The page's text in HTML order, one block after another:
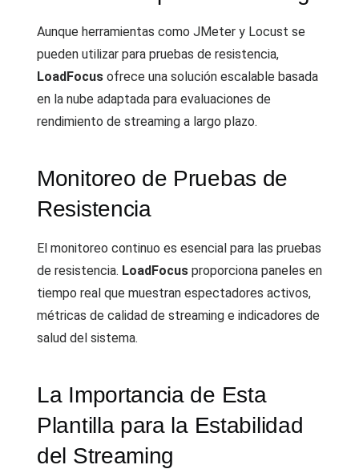
Aunque herramientas como JMeter y Locust se
pueden utilizar para pruebas de resistencia,
LoadFocus ofrece una solución escalable basada
en la nube adaptada para evaluaciones de
rendimiento de streaming a largo plazo.
Monitoreo de Pruebas de
Resistencia
El monitoreo continuo es esencial para las pruebas
de resistencia. LoadFocus proporciona paneles en
tiempo real que muestran espectadores activos,
métricas de calidad de streaming e indicadores de
salud del sistema.
La Importancia de Esta
Plantilla para la Estabilidad
del Streaming